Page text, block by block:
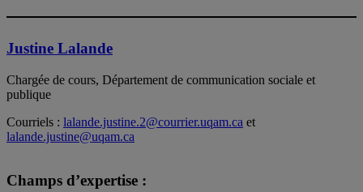
Justine Lalande
Chargée de cours, Département de communication sociale et
publique
Courriels : lalande.justine.2@courrier.uqam.ca et
lalande.justine@uqam.ca
Champs d’expertise :